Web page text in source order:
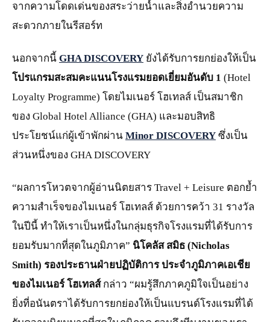
จากความโดดเด่นของสระว่ายน้ำและสิ่งอำนวยความ
สะดวกภายในรีสอร์ท
นอกจากนี้ GHA DISCOVERY ยังได้รับการยกย่องให้เป็น
โปรแกรมสะสมคะแนนโรงแรมยอดเยี่ยมอันดับ 1 (Hotel
Loyalty Programme) โดยไมเนอร์ โฮเทลส์ เป็นสมาชิก
ของ Global Hotel Alliance (GHA) และมอบสิทธิ
ประโยชน์แก่ผู้เข้าพักผ่าน Minor DISCOVERY ซึ่งเป็น
ส่วนหนึ่งของ GHA DISCOVERY
“ผลการโหวตจากผู้อ่านนิตยสาร Travel + Leisure ตอกย้ำ
ความสำเร็จของไมเนอร์ โฮเทลส์ ด้วยการคว้า 31 รางวัล
ในปีนี้ ทำให้เราเป็นหนึ่งในกลุ่มธุรกิจโรงแรมที่ได้รับการ
ยอมรับมากที่สุดในภูมิภาค” นิโคลัส สมิธ (Nicholas
Smith) รองประธานฝ่ายปฏิบัติการ ประจำภูมิภาคเอเชีย
ของไมเนอร์ โฮเทลส์กล่าว “ผมรู้สึกภาคภูมิใจเป็นอย่าง
ยิ่งที่อนันตราได้รับการยกย่องให้เป็นแบรนด์โรงแรมที่ได้